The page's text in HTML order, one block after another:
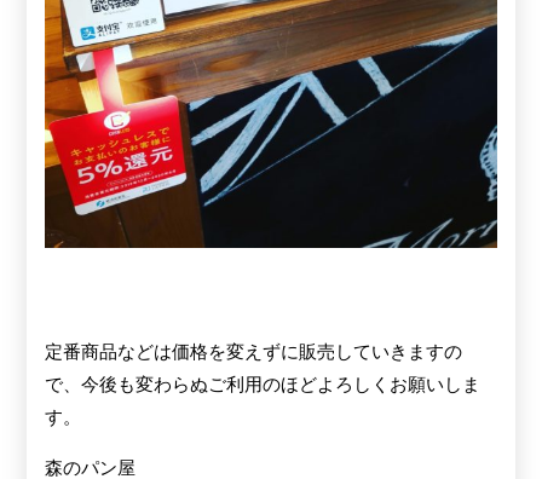
定番商品などは価格を変えずに販売していきますの
で、今後も変わらぬご利用のほどよろしくお願いしま
す。
森のパン屋